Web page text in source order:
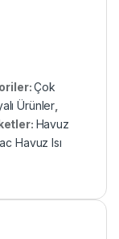
Çok
Ürünler
Havuz
Havuz Isı